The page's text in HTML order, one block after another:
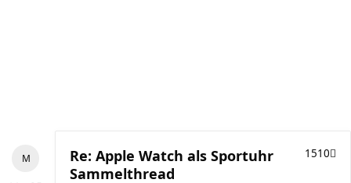
Re: Apple Watch als Sportuhr
Sammelthread
1510